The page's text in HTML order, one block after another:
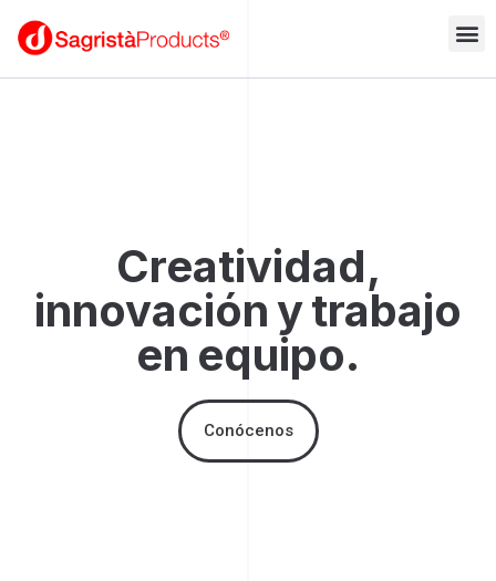
Creatividad,
innovación y trabajo
en equipo.
Conócenos